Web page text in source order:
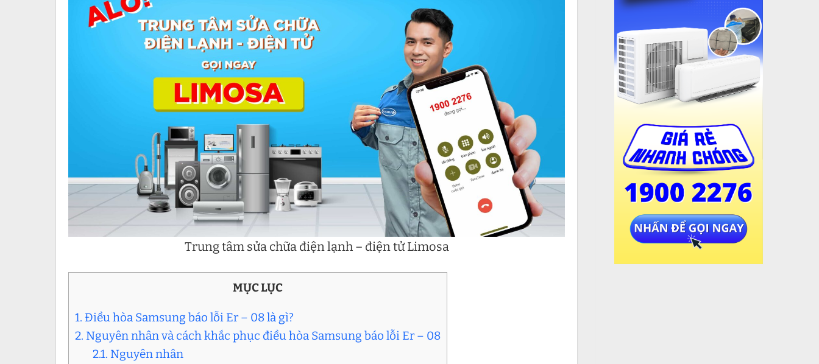
Trung tâm sửa chữa điện lạnh – điện tử Limosa
MỤC LỤC
1. Điều hòa Samsung báo lỗi Er – 08 là gì?
2. Nguyên nhân và cách khắc phục điều hòa Samsung báo lỗi Er – 08
2.1. Nguyên nhân